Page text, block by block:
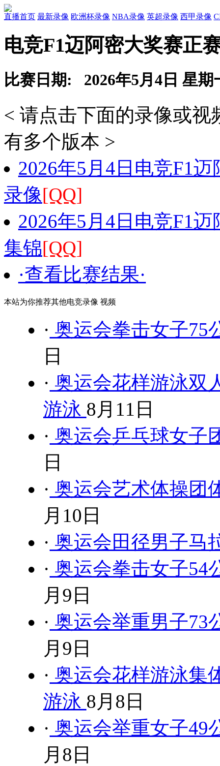
直播首页 最新录像 欧洲杯录像 NBA录像 英超录像 西甲录像
电竞F1迈阿密大奖赛正
比赛日期: 2026年5月4日 星期
< 请点击下面的录像或
有多个版本 >
2026年5月4日电竞F1
录像[QQ]
2026年5月4日电竞F1
集锦[QQ]
·查看比赛结果·
本站为你推荐其他电竞录像 视频
· 奥运会拳击女子
日
· 奥运会花样游泳双
游泳 8月11日
· 奥运会乒乓球女子
日
· 奥运会艺术体操团
月10日
· 奥运会田径男子马
· 奥运会拳击女子
月9日
· 奥运会举重男子
月9日
· 奥运会花样游泳集
游泳 8月8日
· 奥运会举重女子
月8日